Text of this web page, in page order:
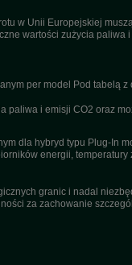
w Unii Europejskiej
wartości zużycia
per model Pod
paliwa i emisji CO2 oraz
dla hybryd typu Plug-In
energii,
granic i nadal
za zachowanie